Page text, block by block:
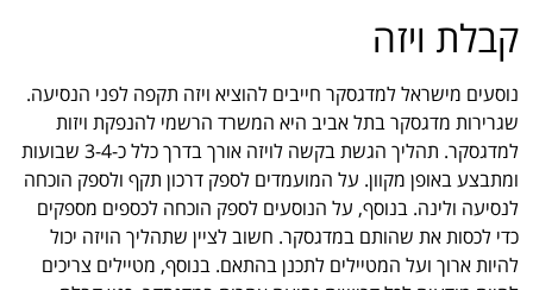
קבלת ויזה
נוסעים מישראל למדגסקר חייבים להוציא ויזה תקפה לפני הנסיעה.
שגרירות מדגסקר בתל אביב היא המשרד הרשמי להנפקת ויזות
למדגסקר. תהליך הגשת בקשה לויזה אורך בדרך כלל כ-3-4 שבועות
ומתבצע באופן מקוון. על המועמדים לספק דרכון תקף ולספק הוכחה
לנסיעה ולינה. בנוסף, על הנוסעים לספק הוכחה לכספים מספקים
כדי לכסות את שהותם במדגסקר. חשוב לציין שתהליך הויזה יכול
להיות ארוך ועל המטיילים לתכנן בהתאם. בנוסף, מטיילים צריכים